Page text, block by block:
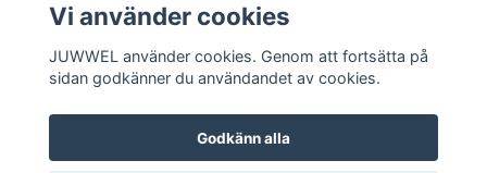
Vi använder cookies
JUWWEL använder cookies. Genom att fortsätta på
sidan godkänner du användandet av cookies.
Godkänn alla